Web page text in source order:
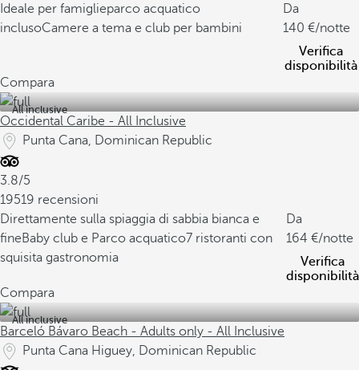
Ideale per famiglieparco acquatico
inclusoCamere a tema e club per bambini
Da
140
/notte
Verifica
disponibilità
Compara
All inclusive
Occidental Caribe - All Inclusive
Punta Cana, Dominican Republic
3.8/5
19519 recensioni
Direttamente sulla spiaggia di sabbia bianca e
fineBaby club e Parco acquatico7 ristoranti con
squisita gastronomia
Da
164
/notte
Verifica
disponibilità
Compara
All inclusive
Barceló Bávaro Beach - Adults only - All Inclusive
Punta Cana Higuey, Dominican Republic